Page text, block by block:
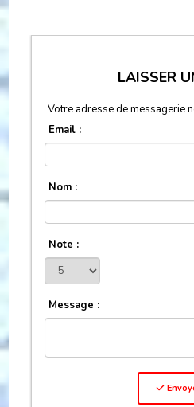
LAISSER
Votre adresse de messagerie
Email :
Nom :
Note :
Message :